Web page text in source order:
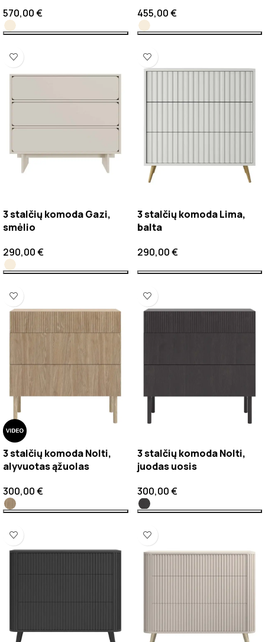
570,00€
455,00€
3 stalčių komoda Gazi,
smėlio
290,00€
3 stalčių komoda Lima,
balta
290,00€
3 stalčių komoda Nolti,
alyvuotas ąžuolas
300,00€
3 stalčių komoda Nolti,
juodas uosis
300,00€